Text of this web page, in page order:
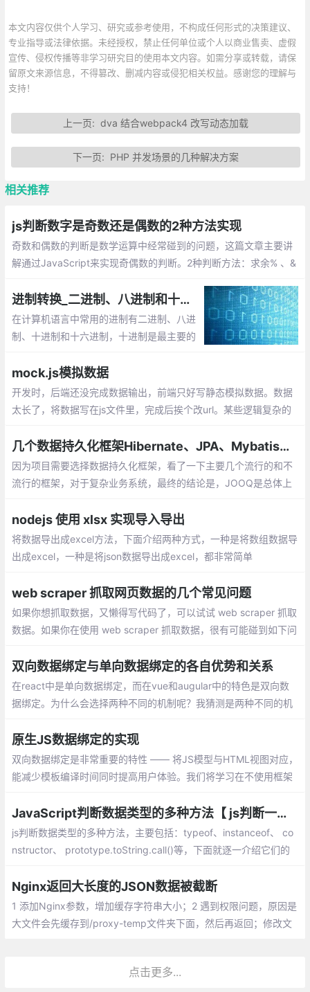
本文内容仅供个人学习、研究或参考使用，不构成任何形式的决策建议、
专业指导或法律依据。未经授权，禁止任何单位或个人以商业售卖、虚假
宣传、侵权传播等非学习研究目的使用本文内容。如需分享或转载，请保
留原文来源信息，不得篡改、删减内容或侵犯相关权益。感谢您的理解与
支持！
上一页: dva 结合webpack4 改写动态加载
下一页: PHP 并发场景的几种解决方案
相关推荐
js判断数字是奇数还是偶数的2种方法实现
奇数和偶数的判断是数学运算中经常碰到的问题，这篇文章主要讲
解通过JavaScript来实现奇偶数的判断。2种判断方法：求余% 、&
进制转换_二进制、八进制和十六进制数之间的转换
在计算机语言中常用的进制有二进制、八进
制、十进制和十六进制，十进制是最主要的
基数和运算规则。
mock.js模拟数据
开发时，后端还没完成数据输出，前端只好写静态模拟数据。数据
太长了，将数据写在js文件里，完成后挨个改url。某些逻辑复杂的
数据，要么编写更多代码，要么手动修改模拟数据
几个数据持久化框架Hibernate、JPA、Mybatis、JOOQ和JDBC Template的比较
因为项目需要选择数据持久化框架，看了一下主要几个流行的和不
流行的框架，对于复杂业务系统，最终的结论是，JOOQ是总体上
nodejs 使用 xlsx 实现导入导出
将数据导出成excel方法，下面介绍两种方式，一种是将数组数据导
出成excel，一种是将json数据导出成excel，都非常简单
web scraper 抓取网页数据的几个常见问题
如果你想抓取数据，又懒得写代码了，可以试试 web scraper 抓取
数据。如果你在使用 web scraper 抓取数据，很有可能碰到如下问
你放弃 web scraper 。
双向数据绑定与单向数据绑定的各自优势和关系
在react中是单向数据绑定，而在vue和augular中的特色是双向数
据绑定。为什么会选择两种不同的机制呢？我猜测是两种不同的机
原生JS数据绑定的实现
双向数据绑定是非常重要的特性 —— 将JS模型与HTML视图对应，
能减少模板编译时间同时提高用户体验。我们将学习在不使用框架
JavaScript判断数据类型的多种方法【 js判断一个变量的类型】
js判断数据类型的多种方法，主要包括：typeof、instanceof、 co
nstructor、 prototype.toString.call()等，下面就逐一介绍它们的
Nginx返回大长度的JSON数据被截断
1 添加Nginx参数，增加缓存字符串大小；2 遇到权限问题，原因是
大文件会先缓存到/proxy-temp文件夹下面，然后再返回；修改文
点击更多...